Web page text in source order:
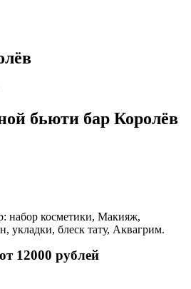
бьюти бар Королёв
набор косметики, Макияж,
укладки, блеск тату, Аквагрим.
12000 рублей